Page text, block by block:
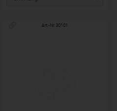
Art.-Nr. 30101